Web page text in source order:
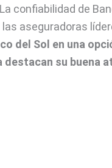
La confiabilidad de
las aseguradoras
del Sol en una
su buena